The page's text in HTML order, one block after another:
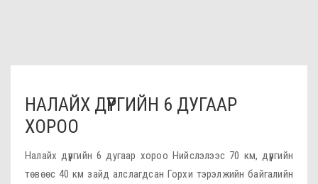
НАЛАЙХ ДҮҮРГИЙН 6 ДУГААР
ХОРОО
Налайх дүүргийн 6 дугаар хороо Нийслэлээс 70 км, дүүргийн
төвөөс 40 км зайд алслагдсан Горхи тэрэлжийн байгалийн